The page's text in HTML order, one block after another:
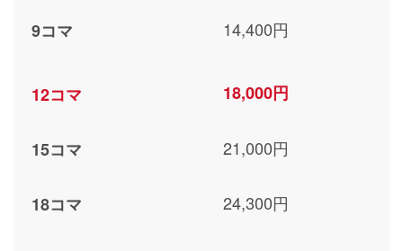
9コマ 14,400円
12コマ 18,000円
15コマ 21,000円
18コマ 24,300円